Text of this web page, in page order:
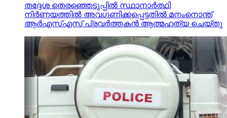
തദ്ദേശ തെരഞ്ഞെടുപ്പില്‍ സ്ഥാനാര്‍ത്ഥി
നിര്‍ണയത്തില്‍ അവഗണിക്കപ്പെട്ടതില്‍ മനംനൊന്ത്
ആര്‍എസ്എസ് പ്രവര്‍ത്തകന്‍ ആത്മഹത്യ ചെയ്തു